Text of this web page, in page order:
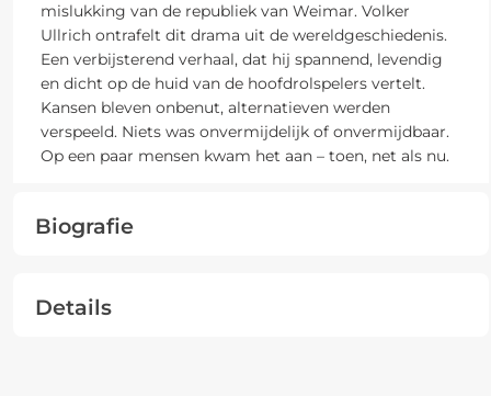
mislukking van de republiek van Weimar. Volker
Ullrich ontrafelt dit drama uit de wereldgeschiedenis.
Een verbijsterend verhaal, dat hij spannend, levendig
en dicht op de huid van de hoofdrolspelers vertelt.
Kansen bleven onbenut, alternatieven werden
verspeeld. Niets was onvermijdelijk of onvermijdbaar.
Op een paar mensen kwam het aan – toen, net als nu.
Biografie
Details